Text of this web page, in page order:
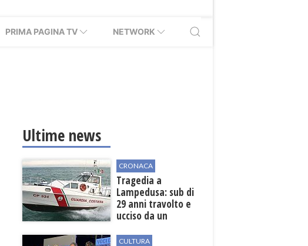
PRIMA PAGINA TV NETWORK
Ultime news
CRONACA
Tragedia a
Lampedusa: sub di
29 anni travolto e
ucciso da un
CULTURA